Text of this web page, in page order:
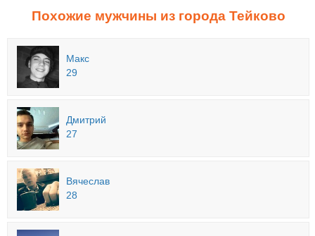
Похожие мужчины из города Тейково
Макс
29
Дмитрий
27
Вячеслав
28